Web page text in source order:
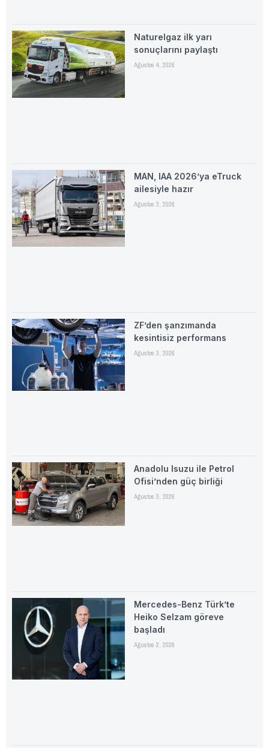
Naturelgaz ilk yarı
sonuçlarını paylaştı
Ağustos 4, 2026
MAN, IAA 2026’ya eTruck
ailesiyle hazır
Ağustos 3, 2026
ZF’den şanzımanda
kesintisiz performans
Ağustos 3, 2026
Anadolu Isuzu ile Petrol
Ofisi’nden güç birliği
Ağustos 3, 2026
Mercedes-Benz Türk’te
Heiko Selzam göreve
başladı
Ağustos 2, 2026